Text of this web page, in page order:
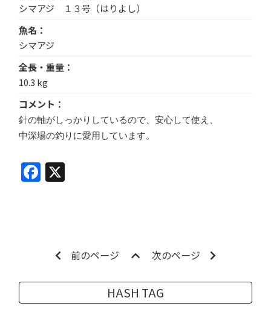
シマアジ １３号（はりよし）
魚名
シマアジ
全長・重量
10.3 kg
コメント
針の軸がしっかりしているので、安心して使え、
中深場の釣りに愛用しています。
Facebook
前のページ 次のページ
HASH TAG